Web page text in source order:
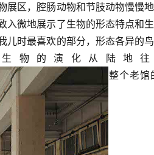
区，腔肠动物和节肢动物慢慢
微地展示了生物的形态特点和
时最喜欢的部分，形态各异的
物的演化从陆地
整个老馆